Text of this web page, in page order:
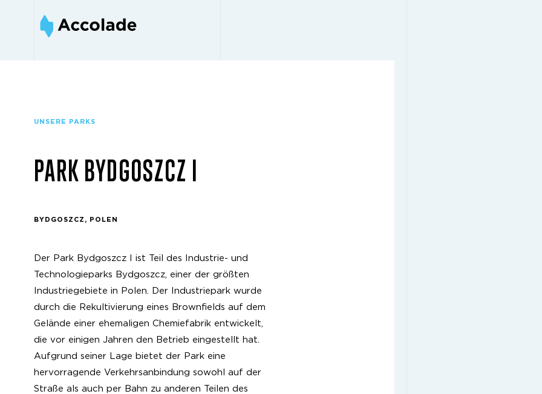
UNSERE PARKS
PARK BYDGOSZCZ I
BYDGOSZCZ, POLEN
Der Park Bydgoszcz I ist Teil des Industrie- und
Technologieparks Bydgoszcz, einer der größten
Industriegebiete in Polen. Der Industriepark wurde
durch die Rekultivierung eines Brownfields auf dem
Gelände einer ehemaligen Chemiefabrik entwickelt,
die vor einigen Jahren den Betrieb eingestellt hat.
Aufgrund seiner Lage bietet der Park eine
hervorragende Verkehrsanbindung sowohl auf der
Straße als auch per Bahn zu anderen Teilen des